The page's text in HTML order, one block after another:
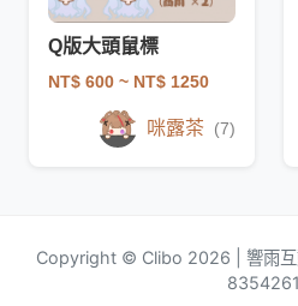
Q版大頭鼠標
NT$ 600 ~ NT$ 1250
咪露茶 (7)
Copyright © Clibo 2026 | 響雨互